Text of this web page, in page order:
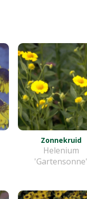
Zonnekruid
Helenium
'Gartensonne'